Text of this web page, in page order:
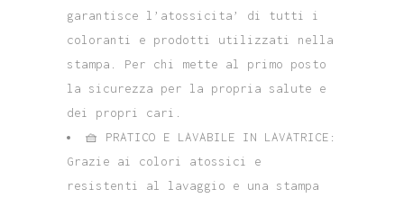
garantisce l’atossicita’ di tutti i
coloranti e prodotti utilizzati nella
stampa. Per chi mette al primo posto
la sicurezza per la propria salute e
dei propri cari.
🧺 PRATICO E LAVABILE IN LAVATRICE:
Grazie ai colori atossici e
resistenti al lavaggio e una stampa